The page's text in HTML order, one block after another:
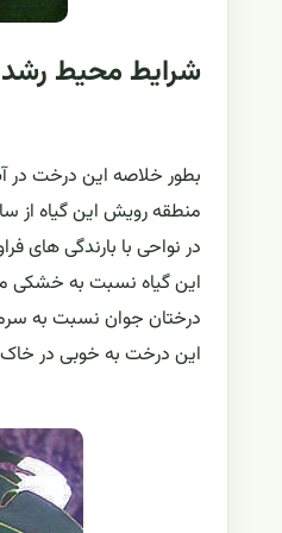
شرایط محیط رشد
بطور خلاصه این درخت در
منطقه رویش این گیاه از ساحل دریا تا ارتفاع ۱۸۰۰ متر از سطح دریا است
در نواحی با بارندگی های فراوان (حدود 1000 سانتیمتر) در
این گیاه نسبت به خشکی
درختان جوان نسبت به
این درخت به خوبی در